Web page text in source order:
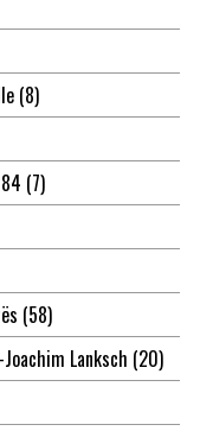
(8)
(7)
(58)
Lanksch (20)